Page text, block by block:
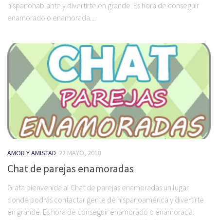
hispanohablante y divertirte en grande. Es hora de conseguir
enamorado o enamorada....
AMOR Y AMISTAD 22 MAYO, 2018
Chat de parejas enamoradas
Grata bienvenida al Chat de parejas enamoradas un lugar
donde podrás contactar gente de hispanoamérica y divertirte
en grande. Es hora de conseguir enamorado o enamorada.